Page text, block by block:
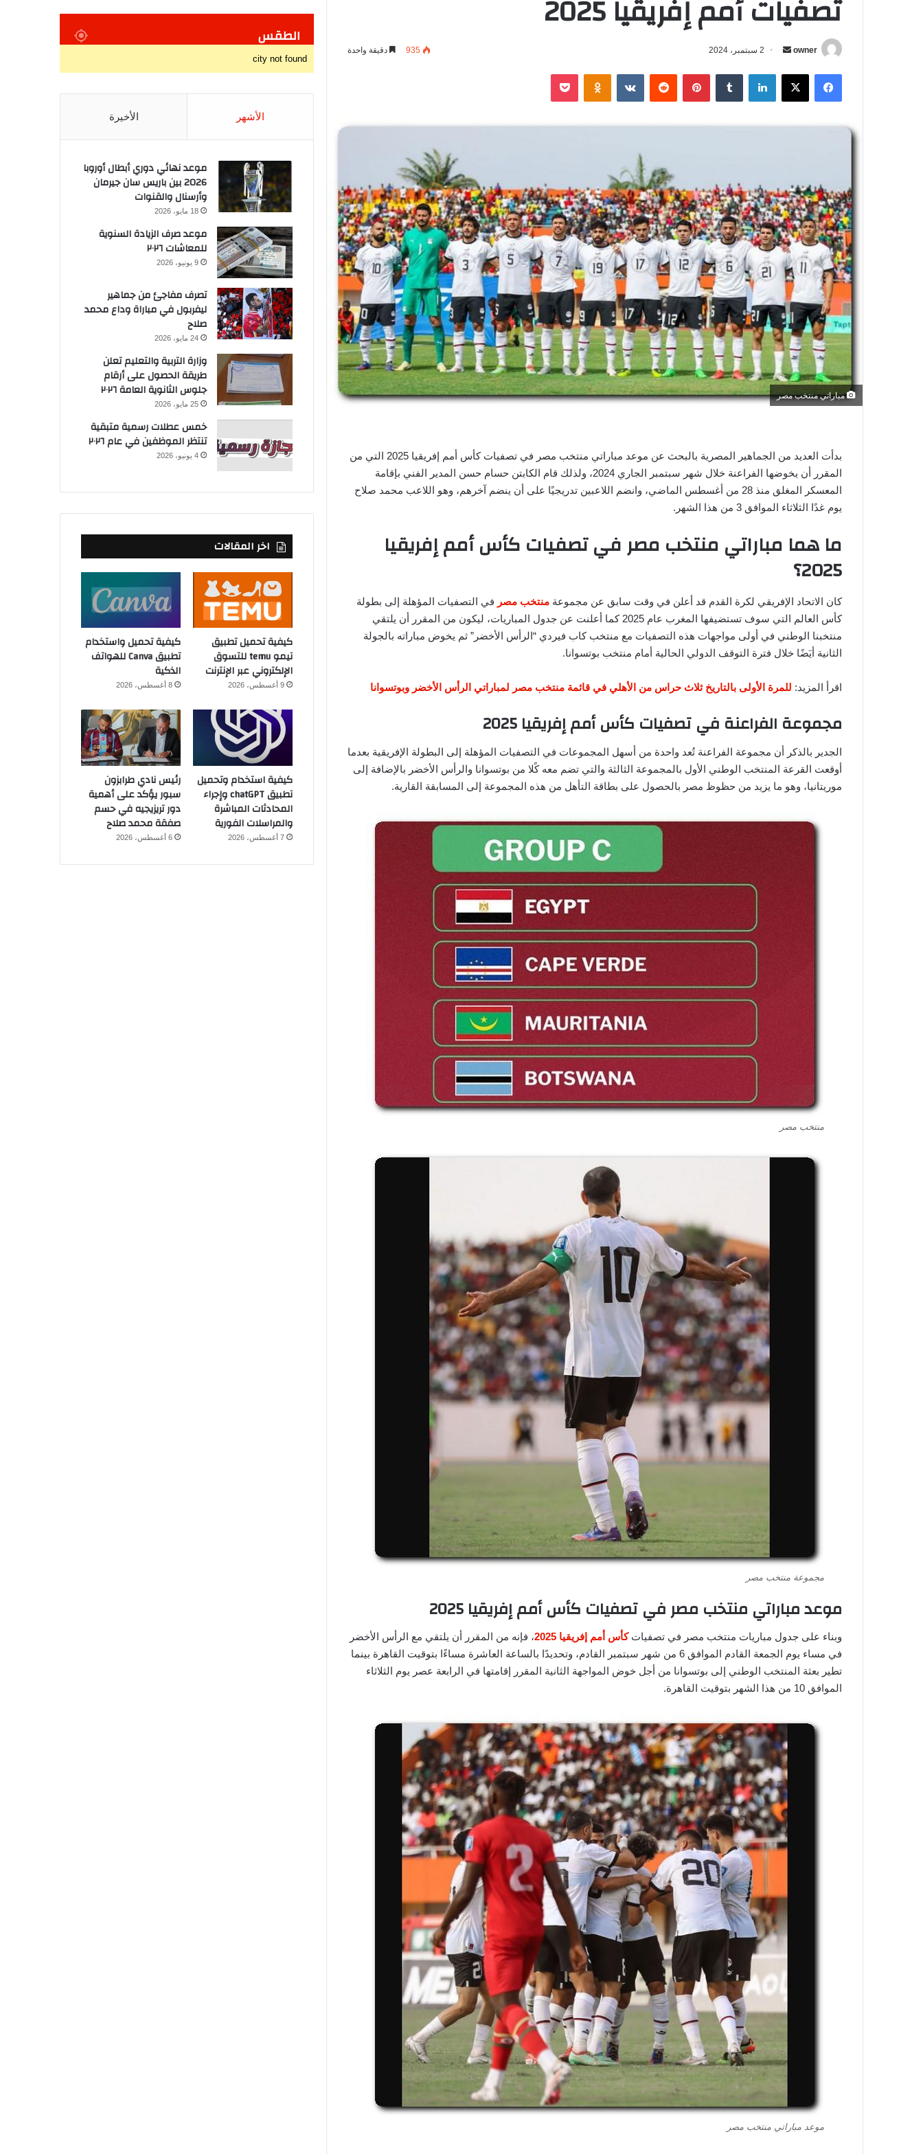
تصفيات أمم إفريقيا 2025
owner
ل
إ
ل
ك
ت
ر
ي
ا
2 سبتمبر، 2024 935 دقيقة واحدة
فيسبوك ‫X لينكدإن بينتيريست
مباراتي منتخب مصر
بدأت العديد من الجماهير المصرية بالبحث عن موعد مباراتي منتخب مصر في تصفيات كأس أمم إفريقيا 2025 التي من
المقرر أن يخوضها الفراعنة خلال شهر سبتمبر الجاري 2024، ولذلك قام الكابتن حسام حسن المدير الفني بإقامة
المعسكر المغلق منذ 28 من أغسطس الماضي، وانضم اللاعبين تدريجيًا على أن ينضم آخرهم، وهو اللاعب محمد صلاح
يوم غدًا الثلاثاء الموافق 3 من هذا الشهر.
ما هما مباراتي منتخب مصر في تصفيات كأس أمم إفريقيا
2025؟
كان الاتحاد الإفريقي لكرة القدم قد أعلن في وقت سابق عن مجموعة منتخب مصر في التصفيات المؤهلة إلى بطولة
كأس العالم التي سوف تستضيفها المغرب عام 2025 كما أعلنت عن جدول المباريات، ليكون من المقرر أن يلتقي
منتخبنا الوطني في أولى مواجهات هذه التصفيات مع منتخب كاب فيردي “الرأس الأخضر” ثم يخوض مباراته بالجولة
الثانية أيَضًا خلال فترة التوقف الدولي الحالية أمام منتخب بوتسوانا.
اقرأ المزيد: للمرة الأولى بالتاريخ ثلاث حراس من الأهلي في قائمة منتخب مصر لمباراتي الرأس الأخضر وبوتسوانا
مجموعة الفراعنة في تصفيات كأس أمم إفريقيا 2025
الجدير بالذكر أن مجموعة الفراعنة تُعد واحدة من أسهل المجموعات في التصفيات المؤهلة إلى البطولة الإفريقية بعدما
أوقعت القرعة المنتخب الوطني الأول بالمجموعة الثالثة والتي تضم معه كًلا من بوتسوانا والرأس الأخضر بالإضافة إلى
موريتانيا، وهو ما يزيد من حظوظ مصر بالحصول على بطاقة التأهل من هذه المجموعة إلى المسابقة القارية.
منتخب مصر
مجموعة منتخب مصر
موعد مباراتي منتخب مصر في تصفيات كأس أمم إفريقيا 2025
وبناء على جدول مباريات منتخب مصر في تصفياتكأس أمم إفريقيا 2025
، فإنه من المقرر أن يلتقي مع الرأس الأخضر
في مساء يوم الجمعة القادم الموافق 6 من شهر سبتمبر القادم، وتحديدًا بالساعة العاشرة مساءًا بتوقيت القاهرة بينما
تطير بعثة المنتخب الوطني إلى بوتسوانا من أجل خوض المواجهة الثانية المقرر إقامتها في الرابعة عصر يوم الثلاثاء
الموافق 10 من هذا الشهر بتوقيت القاهرة.
موعد مباراتي منتخب مصر
الطقس
city not found
الأشهر الأخيرة
موعد نهائي دوري أبطال أوروبا
2026 بين باريس سان جيرمان
وأرسنال والقنوات
18 مايو، 2026
موعد صرف الزيادة السنوية
للمعاشات ٢٠٢٦
9 يونيو، 2026
تصرف مفاجئ من جماهير
ليفربول في مباراة وداع محمد
صلاح
24 مايو، 2026
وزارة التربية والتعليم تعلن
طريقة الحصول على أرقام
جلوس الثانوية العامة ٢٠٢٦
25 مايو، 2026
خمس عطلات رسمية متبقية
تنتظر الموظفين في عام ٢٠٢٦
4 يونيو، 2026
اخر المقالات
كيفية تحميل تطبيق
تيمو temu للتسوق
الإلكتروني عبر الإنترنت
9 أغسطس، 2026
كيفية تحميل واستخدام
تطبيق Canva للهواتف
الذكية
8 أغسطس، 2026
كيفية استخدام وتحميل
تطبيق chatGPT وإجراء
المحادثات المباشرة
والمراسلات الفورية
7 أغسطس، 2026
رئيس نادي طرابزون
سبور يؤكد على أهمية
دور تريزيجيه في حسم
صفقة محمد صلاح
6 أغسطس، 2026